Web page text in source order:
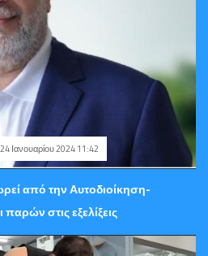
Ιανουαρίου 2024 11:42
από την Αυτοδιοίκηση-
στις εξελίξεις